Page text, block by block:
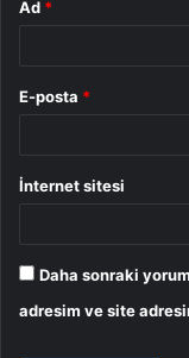
Ad *
E-posta *
İnternet sitesi
Daha sonraki
adresim ve site